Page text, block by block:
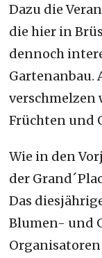
Dazu die
die hier in
dennoch
Gartenanbau.
verschmelzen
Früchten und
Wie in den
der
Das
Blumen- und